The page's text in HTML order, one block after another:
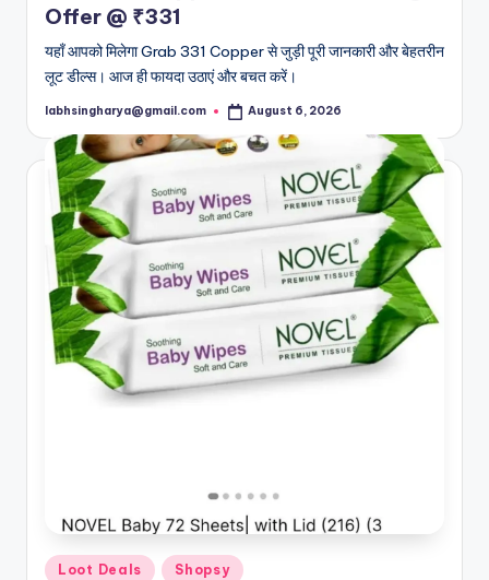
Offer @ ₹331
यहाँ आपको मिलेगा Grab 331 Copper से जुड़ी पूरी जानकारी और बेहतरीन
लूट डील्स। आज ही फायदा उठाएं और बचत करें।
Posted
labhsingharya@gmail.com August 6, 2026
Posted
Loot Deals Shopsy